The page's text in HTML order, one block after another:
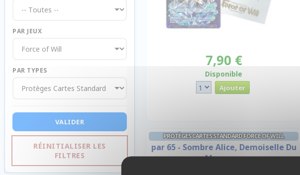
PAR JEUX
PAR TYPES
VALIDER
RÉINITIALISER LES
FILTRES
7,90 €
Disponible
PROTÈGES CARTES STANDARD FORCE OF WILL
par 65 - Sombre Alice, Demoiselle Du
Massacre